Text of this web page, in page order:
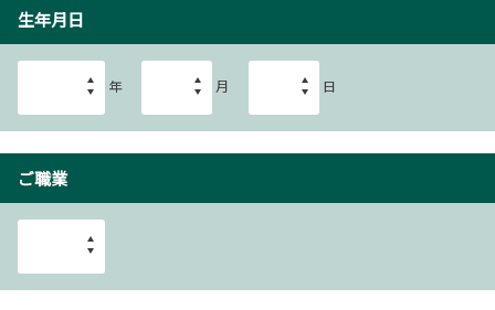
生年月日
年 月 日
ご職業